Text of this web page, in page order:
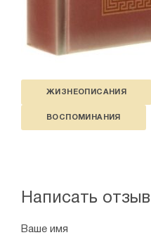
ЖИЗНЕОПИСАНИЯ
ВОСПОМИНАНИЯ
Написать отзыв
Ваше имя